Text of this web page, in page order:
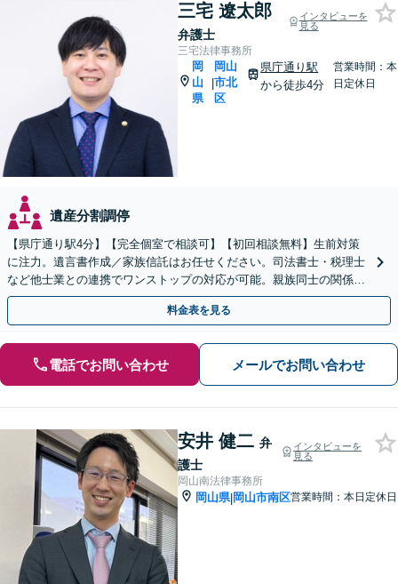
三宅 遼太郎
弁護士
インタビューを
見る
三宅法律事務所
岡
山
県
|
岡山
市北
区
県庁通り駅
から徒歩4分
営業時間：本
日定休日
遺産分割調停
【県庁通り駅4分】【完全個室で相談可】【初回相談無料】生前対策
に注力。遺言書作成／家族信託はお任せください。司法書士・税理士
など他士業との連携でワンストップの対応が可能。親族同士の関係を
守るためにも、お早めにご相談を。【夜間・休日相談可能】
料金表を見る
電話でお問い合わせ メールでお問い合わせ
安井 健二 弁
護士
インタビューを
見る
岡山南法律事務所
岡山県|岡山市南区営業時間：本日定休日